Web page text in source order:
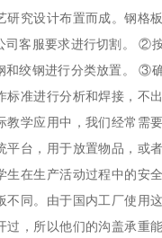
研究设计布置而成。钢格
客服要求进行切割。 ②
和绞钢进行分类放置。 ③
标准进行分析和焊接，不
教学应用中，我们经常需
平台，用于放置物品，或
生在生产活动过程中的安
不同。由于国内工厂使用
过，所以他们的沟盖承重